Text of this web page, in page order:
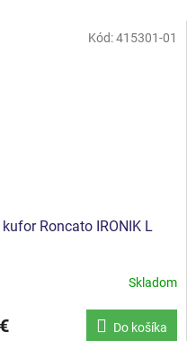
Roncato IRONIK L
Skladom
Do košíka
Kód:415301-01